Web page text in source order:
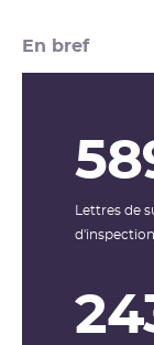
En bref
Lettres de
d'inspection